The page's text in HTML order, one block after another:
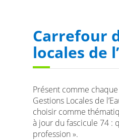
Carrefour
locales de
Présent comme
Gestions Locales de
choisir comme
à jour du fascicule 74 :
profession ».